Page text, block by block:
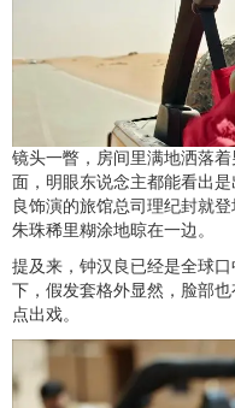
镜头一瞥，房间里满地洒落
面，明眼东说念主都能看出
良饰演的旅馆总司理纪封就
朱珠稀里糊涂地晾在一边。
提及来，钟汉良已经是全球
下，假发套格外显然，脸部
点出戏。